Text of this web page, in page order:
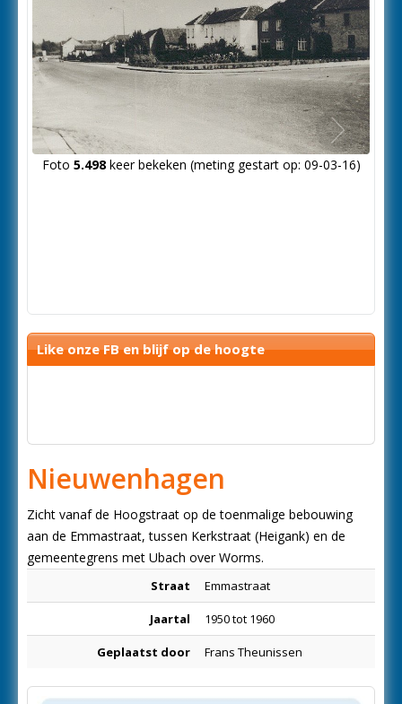
Volgende
Foto 5.498keer bekeken (meting gestart op: 09-03-16)
Like onze FB en blijf op de hoogte
Nieuwenhagen
Zicht vanaf de Hoogstraat op de toenmalige bebouwing
aan de Emmastraat, tussen Kerkstraat (Heigank) en de
gemeentegrens met Ubach over Worms.
Straat Emmastraat
Jaartal 1950 tot 1960
Geplaatst door Frans Theunissen